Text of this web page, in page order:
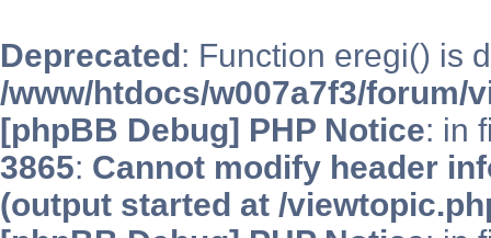
Deprecated: Function eregi() is
/www/htdocs/w007a7f3/forum/
[phpBB Debug] PHP Notice: in
3865: Cannot modify header
(output started at /